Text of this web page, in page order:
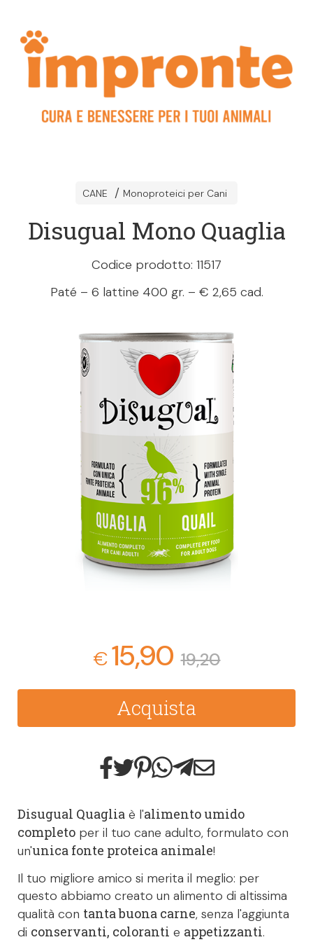
CANE Monoproteici per Cani
Disugual Mono Quaglia
Codice prodotto: 11517
Paté – 6 lattine 400 gr. – € 2,65 cad.
€15,90 19,20
Acquista
Disugual Quaglia è l'alimento umido
completo per il tuo cane adulto, formulato con
un'unica fonte proteica animale!
Il tuo migliore amico si merita il meglio: per
questo abbiamo creato un alimento di altissima
qualità con tanta buona carne, senza l'aggiunta
di conservanti, coloranti e appetizzanti.